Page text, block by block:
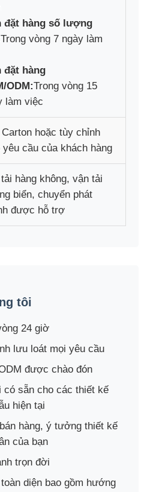
đặt hàng số lượng
Trong vòng 7 ngày làm
đặt hàng
ODM:Trong vòng 15
làm việc
Carton hoặc tùy chỉnh
yêu cầu của khách hàng
hàng không, vận tải
biển, chuyển phát
được hỗ trợ
tôi
24 giờ
lưu loát mọi yêu cầu
được chào đón
có sẵn cho các thiết kế
hiện tại
hàng, ý tưởng thiết kế
của bạn
trọn đời
diện bao gồm hướng